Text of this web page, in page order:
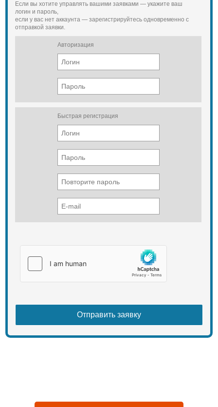
Если вы хотите управлять вашими заявками — укажите ваш
логин и пароль,
если у вас нет аккаунта — зарегистрируйтесь одновременно с
отправкой заявки.
Авторизация
Быстрая регистрация